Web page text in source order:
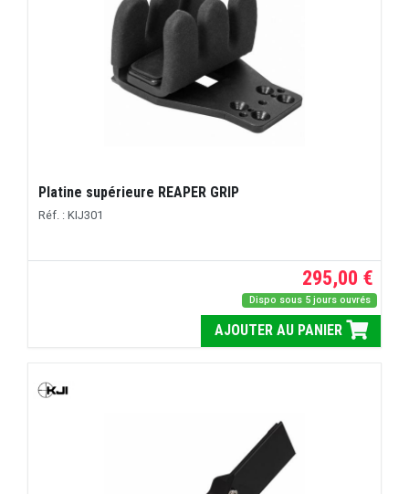
Platine supérieure REAPER GRIP
Réf. : KIJ301
295,00 €
Dispo sous 5 jours ouvrés
AJOUTER AU PANIER